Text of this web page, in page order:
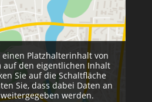
einen Platzhalterinhalt von
auf den eigentlichen Inhalt
Sie auf die Schaltfläche
Sie, dass dabei Daten an
werden.